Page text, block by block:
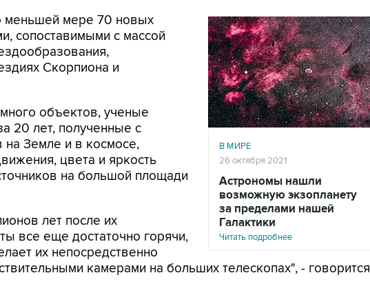
В МИРЕ
26 октября 2021
Астрономы нашли
возможную экзопланету
за пределами нашей
Галактики
Читать подробнее
меньшей мере 70 новых
сопоставимыми с массой
Скорпиона и
объектов, ученые
20 лет, полученные с
на Земле и в космосе,
цвета и яркость
на большой площади
лет после их
все еще достаточно горячи,
их непосредственно
камерами на больших телескопах", - говорится